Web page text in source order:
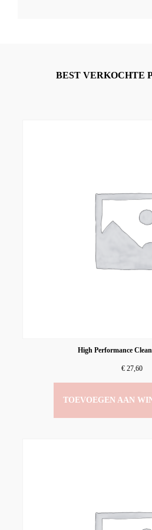
BEST VERKOCHTE
High Performance
€ 27,60
TOEVOEGEN AAN